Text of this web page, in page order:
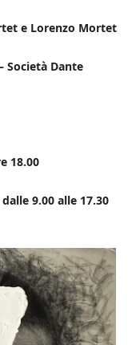
e Lorenzo Mortet
Società Dante
18.00
9.00 alle 17.30